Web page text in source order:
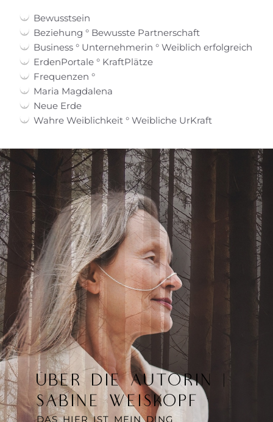
Bewusstsein
Beziehung ° Bewusste Partnerschaft
Business ° Unternehmerin ° Weiblich erfolgreich
ErdenPortale ° KraftPlätze
Frequenzen °
Maria Magdalena
Neue Erde
Wahre Weiblichkeit ° Weibliche UrKraft
ÜBER DIE AUTORIN |
SABINE WEISKOPF
DAS HIER IST MEIN DING